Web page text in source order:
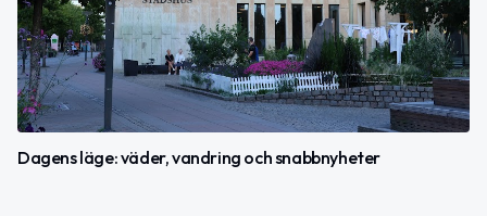
Dagens läge: väder, vandring och snabbnyheter